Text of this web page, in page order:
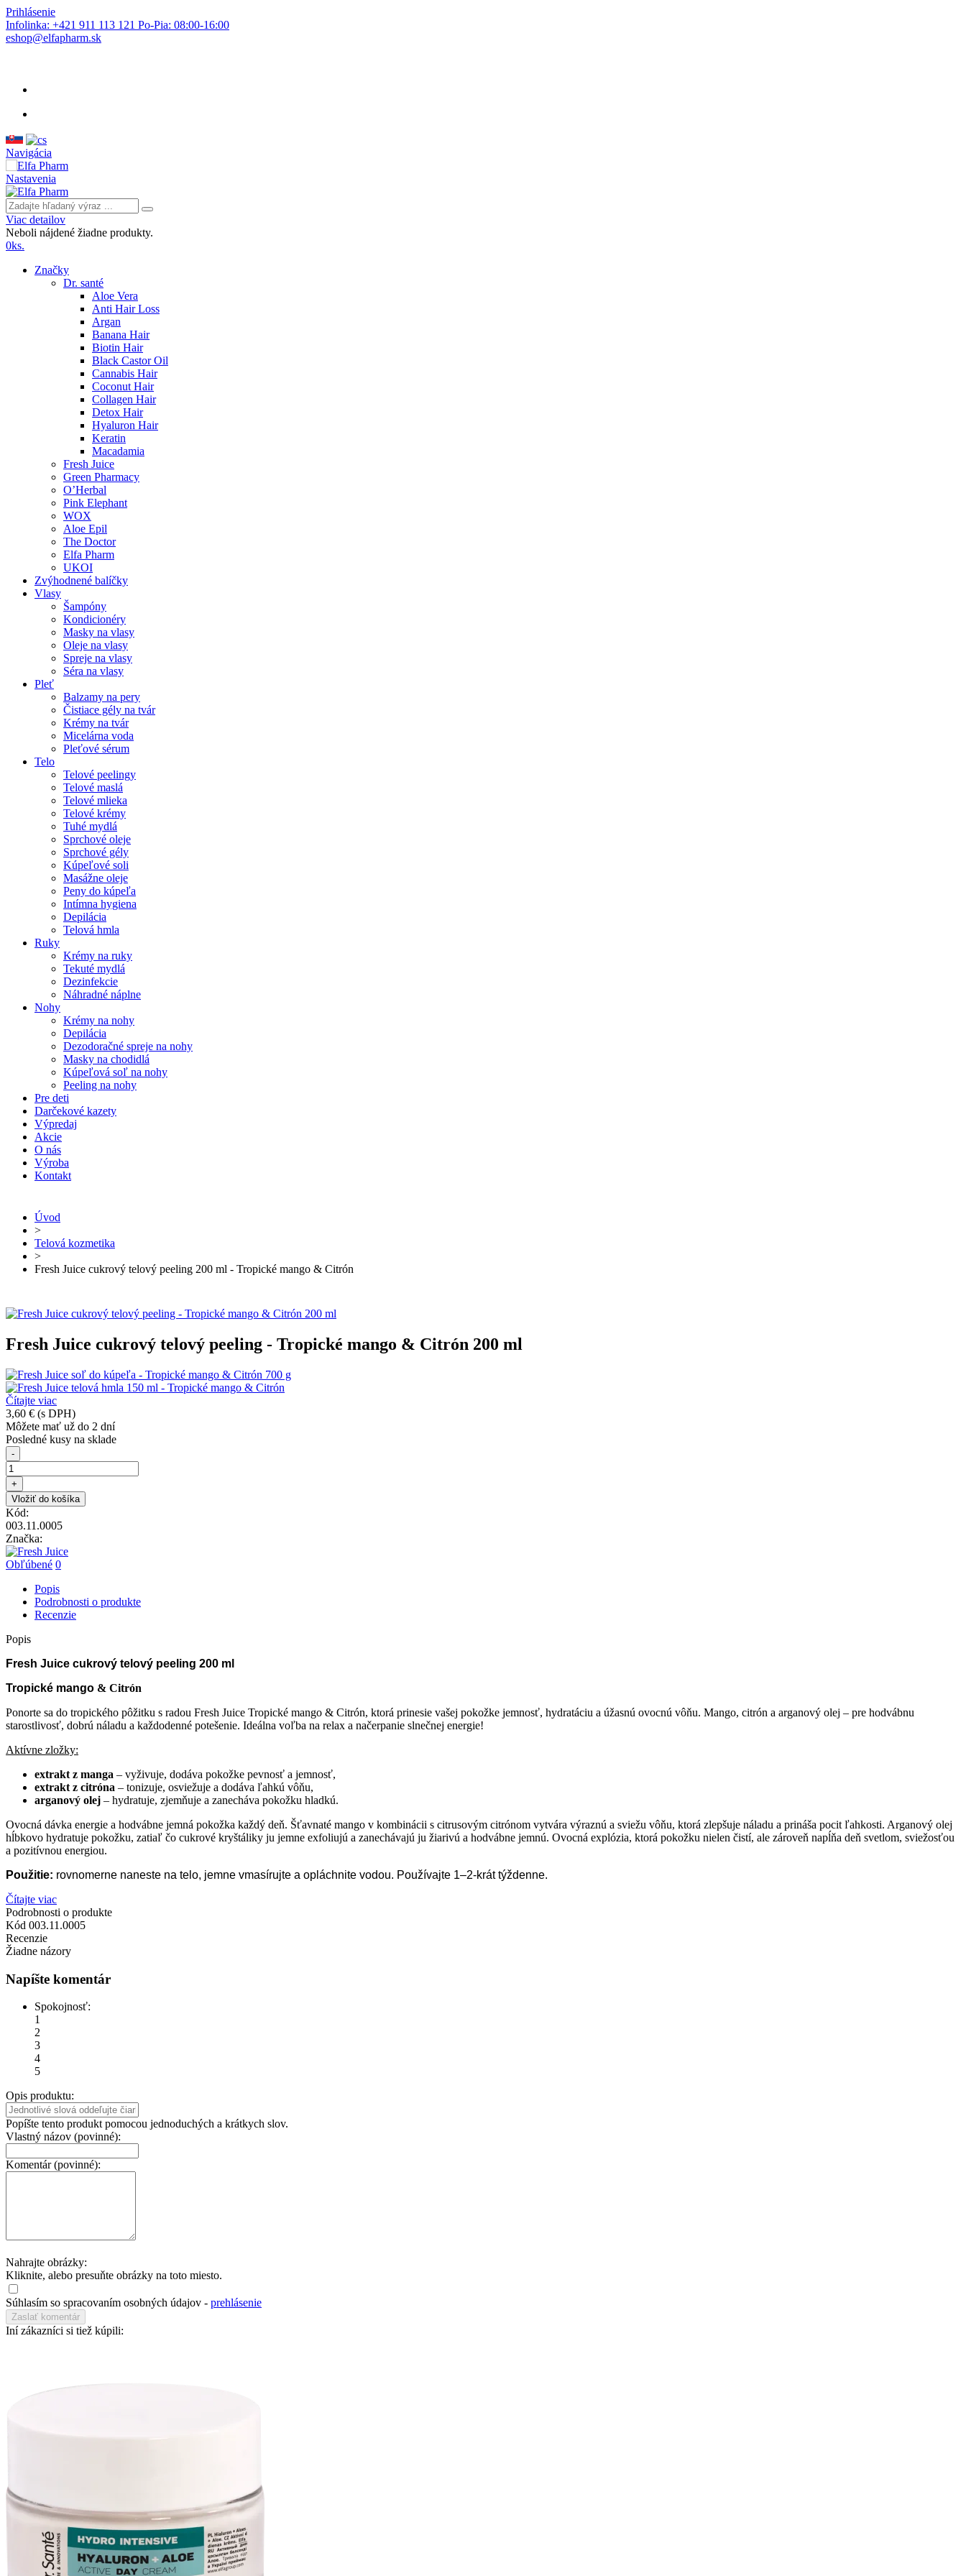
Prihlásenie
Infolinka: +421 911 113 121 Po-Pia: 08:00-16:00
eshop@elfapharm.sk
Navigácia
Nastavenia
Viac detailov
Neboli nájdené žiadne produkty.
0ks.
Značky
Dr. santé
Aloe Vera
Anti Hair Loss
Argan
Banana Hair
Biotin Hair
Black Castor Oil
Cannabis Hair
Coconut Hair
Collagen Hair
Detox Hair
Hyaluron Hair
Keratin
Macadamia
Fresh Juice
Green Pharmacy
O’Herbal
Pink Elephant
WOX
Aloe Epil
The Doctor
Elfa Pharm
UKOI
Zvýhodnené balíčky
Vlasy
Šampóny
Kondicionéry
Masky na vlasy
Oleje na vlasy
Spreje na vlasy
Séra na vlasy
Pleť
Balzamy na pery
Čistiace gély na tvár
Krémy na tvár
Micelárna voda
Pleťové sérum
Telo
Telové peelingy
Telové maslá
Telové mlieka
Telové krémy
Tuhé mydlá
Sprchové oleje
Sprchové gély
Kúpeľové soli
Masážne oleje
Peny do kúpeľa
Intímna hygiena
Depilácia
Telová hmla
Ruky
Krémy na ruky
Tekuté mydlá
Dezinfekcie
Náhradné náplne
Nohy
Krémy na nohy
Depilácia
Dezodoračné spreje na nohy
Masky na chodidlá
Kúpeľová soľ na nohy
Peeling na nohy
Pre deti
Darčekové kazety
Výpredaj
Akcie
O nás
Výroba
Kontakt
Úvod
>
Telová kozmetika
>
Fresh Juice cukrový telový peeling 200 ml - Tropické mango & Citrón
Fresh Juice cukrový telový peeling - Tropické mango & Citrón 200 ml
Čítajte viac
3,60 € (s DPH)
Môžete mať už do 2 dní
Posledné kusy na sklade
-
+
Vložiť do košíka
Kód:
003.11.0005
Značka:
Obľúbené 0
Popis
Podrobnosti o produkte
Recenzie
Popis
Fresh Juice cukrový telový peeling 200 ml
Tropické mango & Citrón
Ponorte sa do tropického pôžitku s radou Fresh Juice Tropické mango & Citrón, ktorá prinesie vašej pokožke jemnosť, hydratáciu a úžasnú ovocnú vôňu. Mango, citrón a arganový olej – pre hodvábnu
starostlivosť, dobrú náladu a každodenné potešenie. Ideálna voľba na relax a načerpanie slnečnej energie!
Aktívne zložky:
extrakt z manga – vyživuje, dodáva pokožke pevnosť a jemnosť,
extrakt z citróna – tonizuje, osviežuje a dodáva ľahkú vôňu,
arganový olej – hydratuje, zjemňuje a zanecháva pokožku hladkú.
Ovocná dávka energie a hodvábne jemná pokožka každý deň. Šťavnaté mango v kombinácii s citrusovým citrónom vytvára výraznú a sviežu vôňu, ktorá zlepšuje náladu a prináša pocit ľahkosti. Arganový olej
hĺbkovo hydratuje pokožku, zatiaľ čo cukrové kryštáliky ju jemne exfoliujú a zanechávajú ju žiarivú a hodvábne jemnú. Ovocná explózia, ktorá pokožku nielen čistí, ale zároveň napĺňa deň svetlom, sviežosťou
a pozitívnou energiou.
Použitie: rovnomerne naneste na telo, jemne vmasírujte a opláchnite vodou. Používajte 1–2-krát týždenne.
Čítajte viac
Podrobnosti o produkte
Kód 003.11.0005
Recenzie
Žiadne názory
Napíšte komentár
Spokojnosť:
1
2
3
4
5
Opis produktu:
Popíšte tento produkt pomocou jednoduchých a krátkych slov.
Vlastný názov (povinné):
Komentár (povinné):
Nahrajte obrázky:
Kliknite, alebo presuňte obrázky na toto miesto.
Súhlasím so spracovaním osobných údajov - prehlásenie
Iní zákazníci si tiež kúpili: